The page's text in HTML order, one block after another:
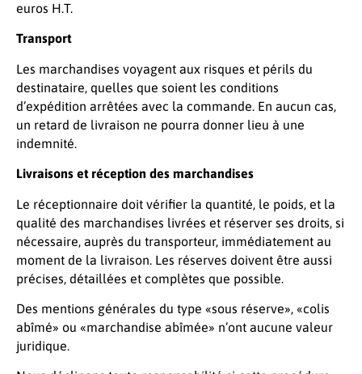
euros H.T.
Transport
Les marchandises voyagent aux risques et périls du
destinataire, quelles que soient les conditions
d’expédition arrêtées avec la commande. En aucun cas,
un retard de livraison ne pourra donner lieu à une
indemnité.
Livraisons et réception des marchandises
Le réceptionnaire doit vérifier la quantité, le poids, et la
qualité des marchandises livrées et réserver ses droits, si
nécessaire, auprès du transporteur, immédiatement au
moment de la livraison. Les réserves doivent être aussi
précises, détaillées et complètes que possible.
Des mentions générales du type «sous réserve», «colis
abîmé» ou «marchandise abîmée» n’ont aucune valeur
juridique.